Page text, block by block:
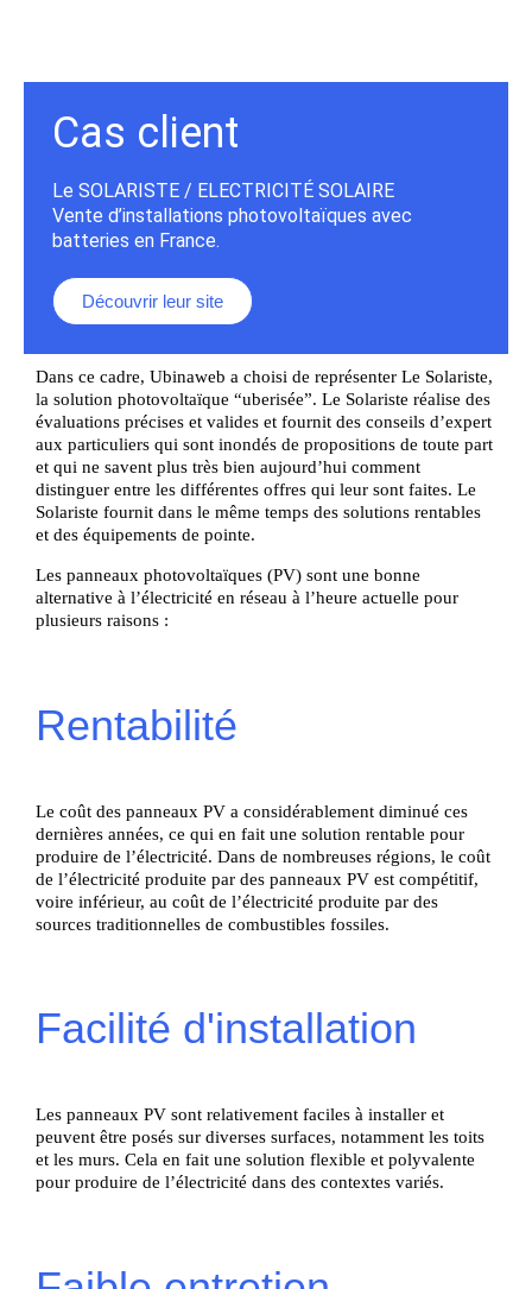
Cas client
Le SOLARISTE / ELECTRICITÉ SOLAIRE
Vente d’installations photovoltaïques avec
batteries en France.
Découvrir leur site
Dans ce cadre, Ubinaweb a choisi de représenter Le Solariste,
la solution photovoltaïque “uberisée”. Le Solariste réalise des
évaluations précises et valides et fournit des conseils d’expert
aux particuliers qui sont inondés de propositions de toute part
et qui ne savent plus très bien aujourd’hui comment
distinguer entre les différentes offres qui leur sont faites. Le
Solariste fournit dans le même temps des solutions rentables
et des équipements de pointe.
Les panneaux photovoltaïques (PV) sont une bonne
alternative à l’électricité en réseau à l’heure actuelle pour
plusieurs raisons :
Rentabilité
Le coût des panneaux PV a considérablement diminué ces
dernières années, ce qui en fait une solution rentable pour
produire de l’électricité. Dans de nombreuses régions, le coût
de l’électricité produite par des panneaux PV est compétitif,
voire inférieur, au coût de l’électricité produite par des
sources traditionnelles de combustibles fossiles.
Facilité d'installation
Les panneaux PV sont relativement faciles à installer et
peuvent être posés sur diverses surfaces, notamment les toits
et les murs. Cela en fait une solution flexible et polyvalente
pour produire de l’électricité dans des contextes variés.